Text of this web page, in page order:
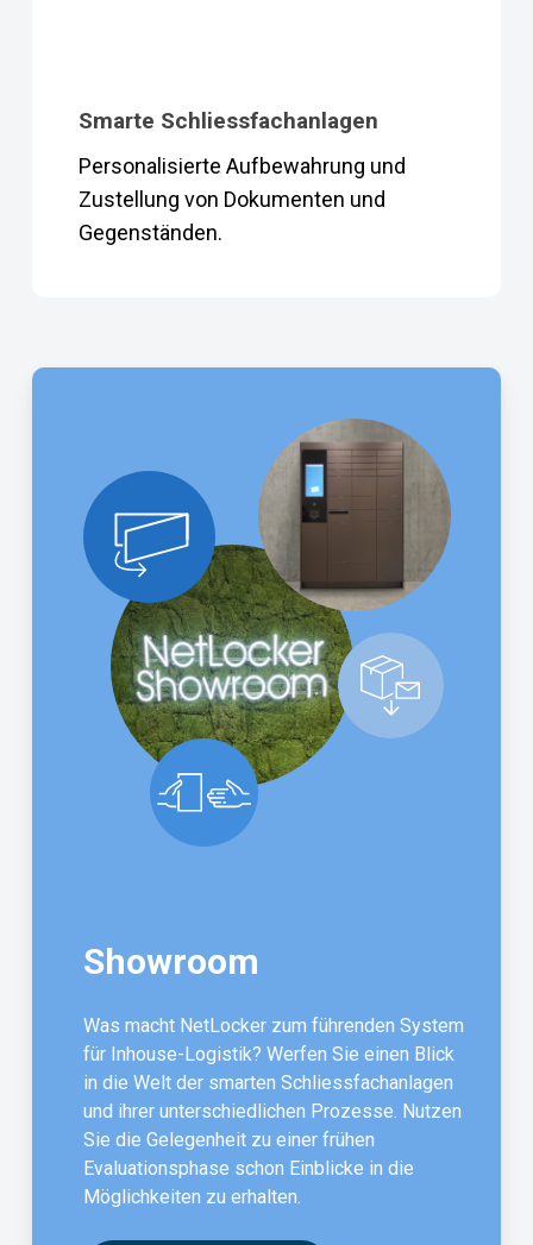
Smarte Schliessfachanlagen
Personalisierte Aufbewahrung und
Zustellung von Dokumenten und
Gegenständen.
Showroom
Was macht NetLocker zum führenden System
für Inhouse-Logistik? Werfen Sie einen Blick
in die Welt der smarten Schliessfachanlagen
und ihrer unterschiedlichen Prozesse. Nutzen
Sie die Gelegenheit zu einer frühen
Evaluationsphase schon Einblicke in die
Möglichkeiten zu erhalten.